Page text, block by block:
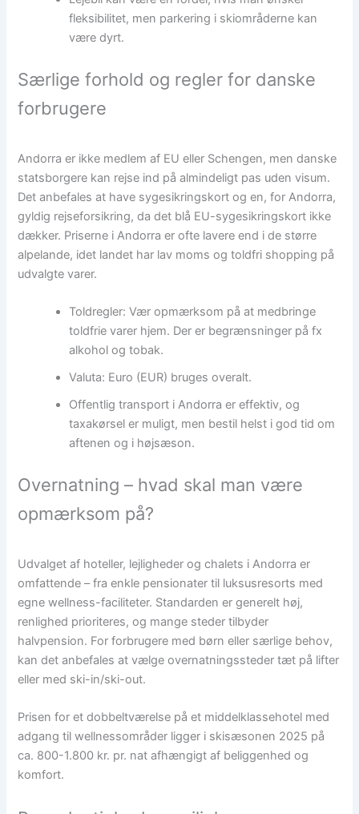
fleksibilitet, men parkering i skiområderne kan
være dyrt.
Særlige forhold og regler for danske
forbrugere
Andorra er ikke medlem af EU eller Schengen, men danske
statsborgere kan rejse ind på almindeligt pas uden visum.
Det anbefales at have sygesikringskort og en, for Andorra,
gyldig rejseforsikring, da det blå EU-sygesikringskort ikke
dækker. Priserne i Andorra er ofte lavere end i de større
alpelande, idet landet har lav moms og toldfri shopping på
udvalgte varer.
Toldregler: Vær opmærksom på at medbringe
toldfrie varer hjem. Der er begrænsninger på fx
alkohol og tobak.
Valuta: Euro (EUR) bruges overalt.
Offentlig transport i Andorra er effektiv, og
taxakørsel er muligt, men bestil helst i god tid om
aftenen og i højsæson.
Overnatning – hvad skal man være
opmærksom på?
Udvalget af hoteller, lejligheder og chalets i Andorra er
omfattende – fra enkle pensionater til luksusresorts med
egne wellness-faciliteter. Standarden er generelt høj,
renlighed prioriteres, og mange steder tilbyder
halvpension. For forbrugere med børn eller særlige behov,
kan det anbefales at vælge overnatningssteder tæt på lifter
eller med ski-in/ski-out.
Prisen for et dobbeltværelse på et middelklassehotel med
adgang til wellnessområder ligger i skisæsonen 2025 på
ca. 800-1.800 kr. pr. nat afhængigt af beliggenhed og
komfort.